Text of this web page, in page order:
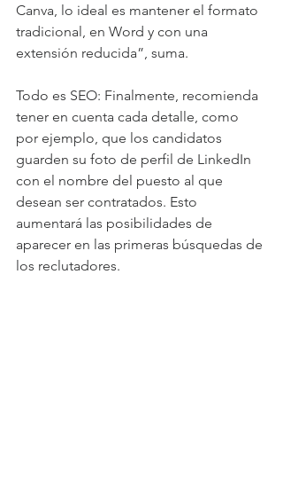
Canva, lo ideal es mantener el formato
tradicional, en Word y con una
extensión reducida”, suma.
Todo es SEO: Finalmente, recomienda
tener en cuenta cada detalle, como
por ejemplo, que los candidatos
guarden su foto de perfil de LinkedIn
con el nombre del puesto al que
desean ser contratados. Esto
aumentará las posibilidades de
aparecer en las primeras búsquedas de
los reclutadores.